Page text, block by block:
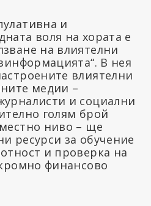
и
воля на хората е
на влиятелни
В нея
влиятелни
медии –
и социални
голям брой
ниво – ще
ресурси за обучение
и проверка на
финансово